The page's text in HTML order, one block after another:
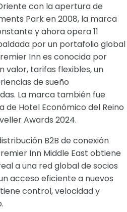
con la apertura de
Park en 2008, la marca
y ahora opera 11
por un portafolio global
Inn es conocida por
valor, tarifas flexibles, un
de sueño
La marca también fue
de Hotel Económico del Reino
Awards 2024.
B2B de conexión
Inn Middle East obtiene
a una red global de socios
acceso eficiente a nuevos
control, velocidad y